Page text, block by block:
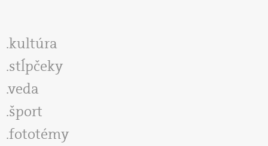
kultúra
stĺpčeky
veda
šport
fototémy